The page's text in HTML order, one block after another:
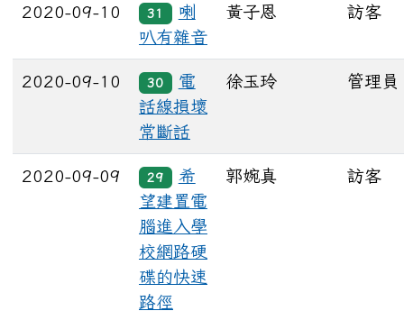
2020-09-10 31
喇
叭有雜音
黃子恩 訪客
2020-09-10 30
電
話線損壞
常斷話
徐玉玲 管理員
2020-09-09 29
希
望建置電
腦進入學
校網路硬
碟的快速
路徑
郭婉真 訪客